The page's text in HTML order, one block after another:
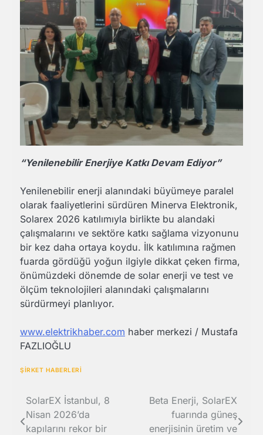
“Yenilenebilir Enerjiye Katkı Devam Ediyor”
Yenilenebilir enerji alanındaki büyümeye paralel
olarak faaliyetlerini sürdüren Minerva Elektronik,
Solarex 2026 katılımıyla birlikte bu alandaki
çalışmalarını ve sektöre katkı sağlama vizyonunu
bir kez daha ortaya koydu. İlk katılımına rağmen
fuarda gördüğü yoğun ilgiyle dikkat çeken firma,
önümüzdeki dönemde de solar enerji ve test ve
ölçüm teknolojileri alanındaki çalışmalarını
sürdürmeyi planlıyor.
www.elektrikhaber.com haber merkezi / Mustafa
FAZLIOĞLU
ŞİRKET HABERLERİ
Yazı
gezinmesi
SolarEX İstanbul, 8
Nisan 2026’da
kapılarını rekor bir
Beta Enerji, SolarEX
fuarında güneş
enerjisinin üretim ve